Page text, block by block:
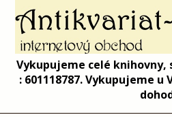
Vykupujeme celé
: 601118787. Vykupujeme